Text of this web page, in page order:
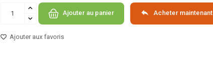
Ajouter au panier  Acheter maintenant
Ajouter aux favoris